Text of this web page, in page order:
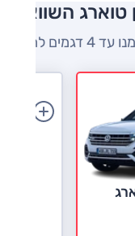
טוארג השוואה
4 דגמים להשוואה